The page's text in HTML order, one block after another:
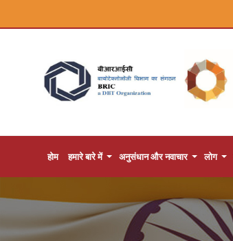
होम हमारे बारे में अनुसंधान और नवाचार लोग